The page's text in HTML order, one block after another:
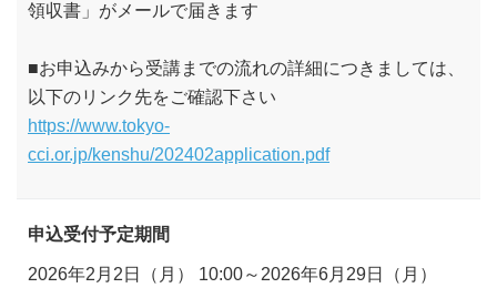
領収書」がメールで届きます
■お申込みから受講までの流れの詳細につきましては、
以下のリンク先をご確認下さい
https://www.tokyo-
cci.or.jp/kenshu/202402application.pdf
申込受付予定期間
2026年2月2日（月） 10:00～2026年6月29日（月）